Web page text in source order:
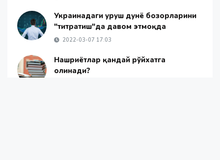
Украинадаги уруш дунё бозорларини
"титратиш"да давом этмоқда
2022-03-07 17:03
Нашриётлар қандай рўйхатга
олинади?